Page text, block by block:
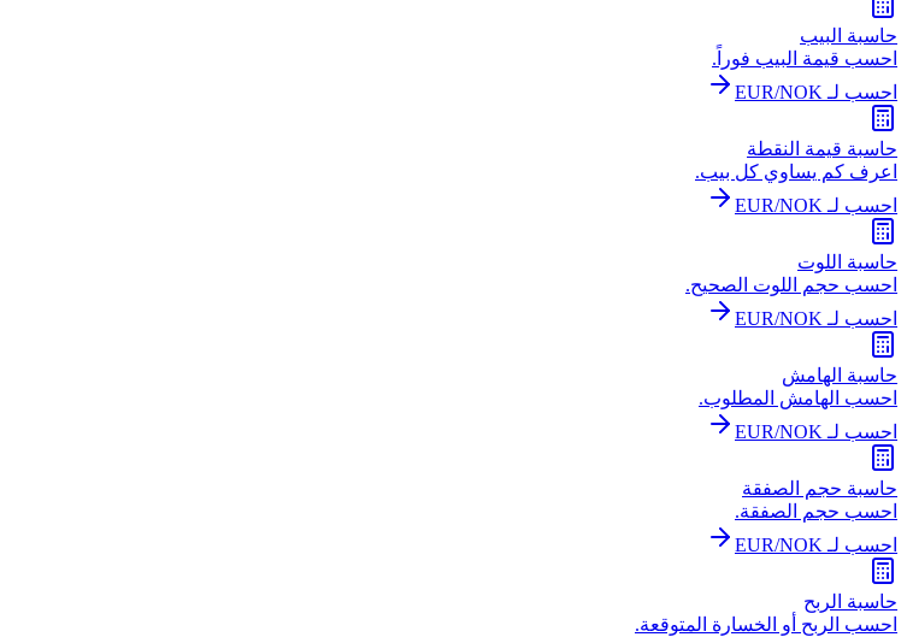
حاسبة البيب
احسب قيمة البيب فوراً.
احسب لـ EUR/NOK
حاسبة قيمة النقطة
اعرف كم يساوي كل بيب.
احسب لـ EUR/NOK
حاسبة اللوت
احسب حجم اللوت الصحيح.
احسب لـ EUR/NOK
حاسبة الهامش
احسب الهامش المطلوب.
احسب لـ EUR/NOK
حاسبة حجم الصفقة
احسب حجم الصفقة.
احسب لـ EUR/NOK
حاسبة الربح
احسب الربح أو الخسارة المتوقعة.